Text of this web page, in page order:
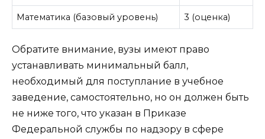
Математика (базовый уровень) 3 (оценка)
Обратите внимание, вузы имеют право
устанавливать минимальный балл,
необходимый для поступлание в учебное
заведение, самостоятельно, но он должен быть
не ниже того, что указан в Приказе
Федеральной службы по надзору в сфере